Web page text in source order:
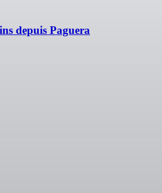
depuis Paguera